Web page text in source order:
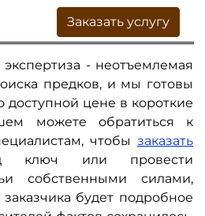
Заказать услугу
экспертиза - неотъемлемая
предков, и мы готовы
доступной цене в короткие
можете обратиться к
чтобы заказать
или провести
собственными силами,
будет подробное